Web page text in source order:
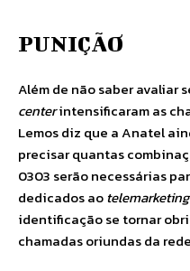
PUNIÇÃO
Além de não saber avaliar
centerintensificaram as
Lemos diz que a Anatel
precisar quantas
0303 serão necessárias
dedicados aotelemarketing
identificação se tornar
chamadas oriundas da